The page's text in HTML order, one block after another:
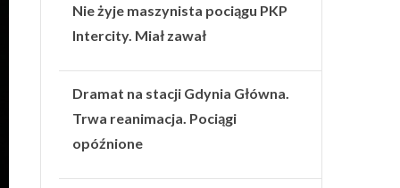
Nie żyje maszynista pociągu PKP
Intercity. Miał zawał
Dramat na stacji Gdynia Główna.
Trwa reanimacja. Pociągi
opóźnione